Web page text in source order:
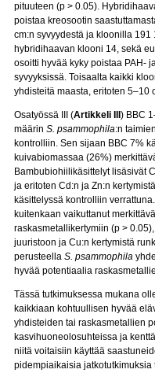
pituuteen (p > 0.05).
poistaa kreosootin
cm:n syvyydestä ja kloonilla 191
hybridihaavan klooni 14, sekä
osoitti hyvää kyky poistaa PAH-
syvyyksissä. Toisaalta kaikki
yhdisteitä maasta, eritoten 5–10
Osatyössä III (Artikkeli III ) BBC
määrin S. psammophila:n
kontrolliin. Sen sijaan BBC 7%
kuivabiomassaa (26%)
Bambubiohiilikäsittelyt lisäsivät
ja eritoten Cd:n ja Zn:n
käsittelyssä kontrolliin
kuitenkaan vaikuttanut
raskasmetallikertymiin (p >
juuristoon ja Cu:n kertymistä
perusteella S. psammophila
hyvää potentiaalia
Tässä tutkimuksessa mukana
kaikkiaan kohtuullisen hyvää
yhdisteiden tai raskasmetallien
kasvihuoneolosuhteissa ja
niitä voitaisiin käyttää
pidempiaikaisia